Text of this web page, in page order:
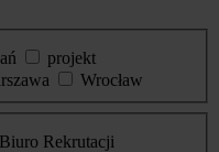
projekt
Wrocław
Biuro Rekrutacji